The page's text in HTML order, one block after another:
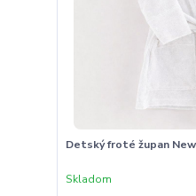
Detský froté župan
Skladom